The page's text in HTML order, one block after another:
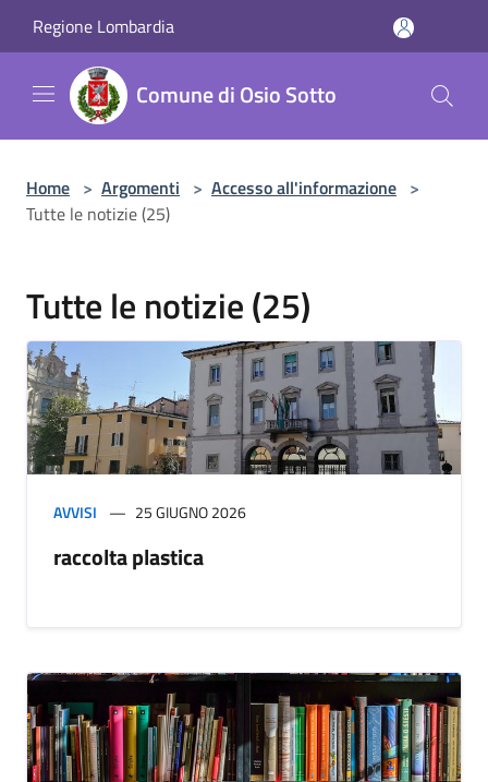
Regione Lombardia
Comune di Osio Sotto
Home > Argomenti > Accesso all'informazione >
Tutte le notizie (25)
Tutte le notizie (25)
AVVISI 25 GIUGNO 2026
raccolta plastica